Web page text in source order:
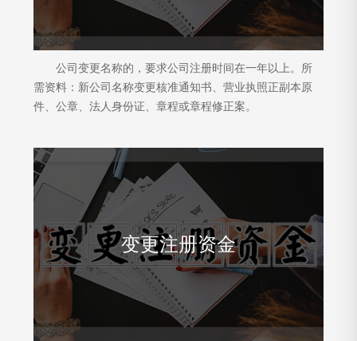
公司变更名称的，要求公司注册时间在一年以上。所
需资料：新公司名称变更核准通知书、营业执照正副本原
件、公章、法人身份证、章程或章程修正案。
变更注册资金